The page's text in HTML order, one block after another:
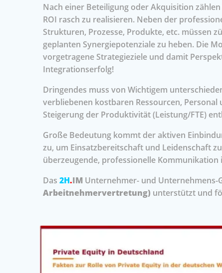
Nach einer Beteiligung oder Akquisition
ROI rasch zu realisieren. Neben der
Strukturen, Prozesse, Produkte, etc. müssen
geplanten Synergiepotenziale zu heben. Die
vorgetragene Strategieziele und damit
Integrationserfolg!
Dringendes muss von Wichtigem
verbliebenen kostbaren Ressourcen,
Steigerung der Produktivität (Leistung/FTE)
Große Bedeutung kommt der aktiven
zu, um Einsatzbereitschaft und Leidenschaft
überzeugende, professionelle Kommunikation
Das 2H.IM Unternehmer- und
Arbeitnehmervertretung) unterstützt und